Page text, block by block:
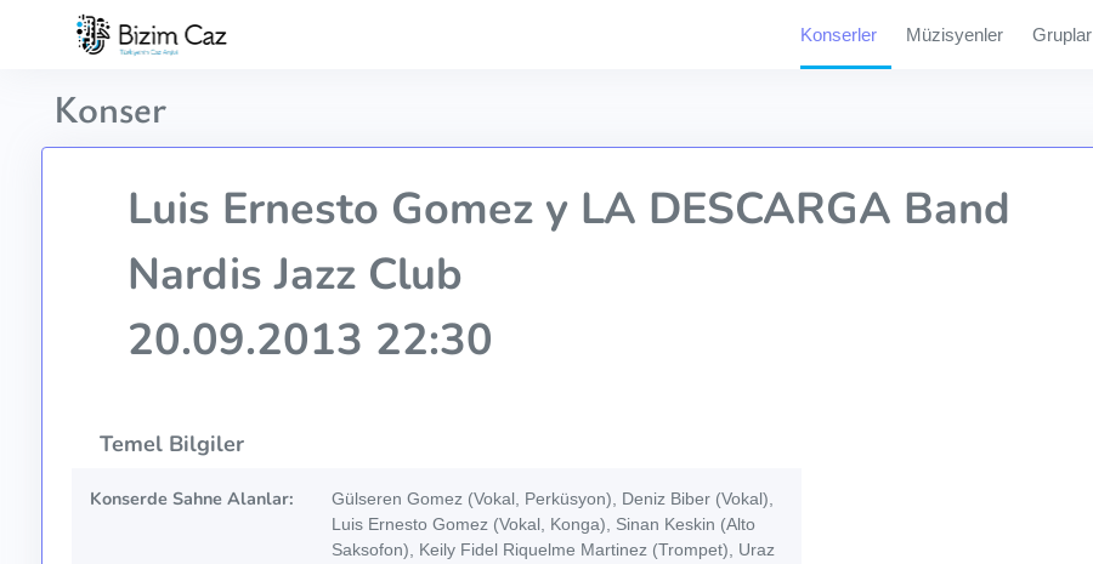
Konserler Müzisyenler Gruplar
Konser
Luis Ernesto Gomez y LA DESCARGA Band
Nardis Jazz Club
20.09.2013 22:30
Temel Bilgiler
Konserde Sahne Alanlar:
Gülseren Gomez (Vokal, Perküsyon), Deniz Biber (Vokal),
Luis Ernesto Gomez (Vokal, Konga), Sinan Keskin (Alto
Saksofon), Keily Fidel Riquelme Martinez (Trompet), Uraz